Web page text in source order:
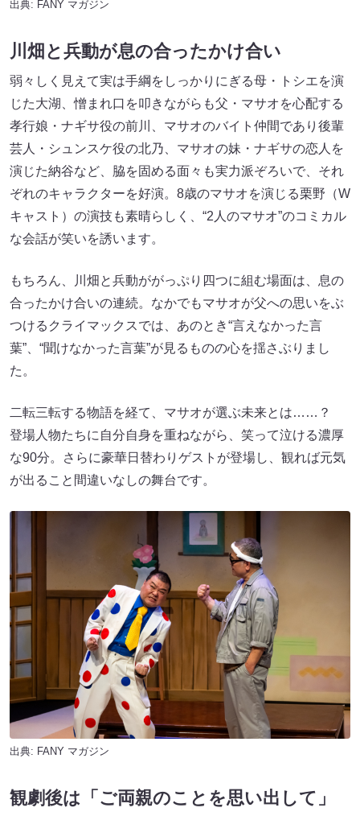
出典: FANY マガジン
川畑と兵動が息の合ったかけ合い
弱々しく見えて実は手綱をしっかりにぎる母・トシエを演
じた大湖、憎まれ口を叩きながらも父・マサオを心配する
孝行娘・ナギサ役の前川、マサオのバイト仲間であり後輩
芸人・シュンスケ役の北乃、マサオの妹・ナギサの恋人を
演じた納谷など、脇を固める面々も実力派ぞろいで、それ
ぞれのキャラクターを好演。8歳のマサオを演じる栗野（W
キャスト）の演技も素晴らしく、“2人のマサオ”のコミカル
な会話が笑いを誘います。
もちろん、川畑と兵動ががっぷり四つに組む場面は、息の
合ったかけ合いの連続。なかでもマサオが父への思いをぶ
つけるクライマックスでは、あのとき“言えなかった言
葉”、“聞けなかった言葉”が見るものの心を揺さぶりまし
た。
二転三転する物語を経て、マサオが選ぶ未来とは……？
登場人物たちに自分自身を重ねながら、笑って泣ける濃厚
な90分。さらに豪華日替わりゲストが登場し、観れば元気
が出ること間違いなしの舞台です。
出典: FANY マガジン
観劇後は「ご両親のことを思い出して」